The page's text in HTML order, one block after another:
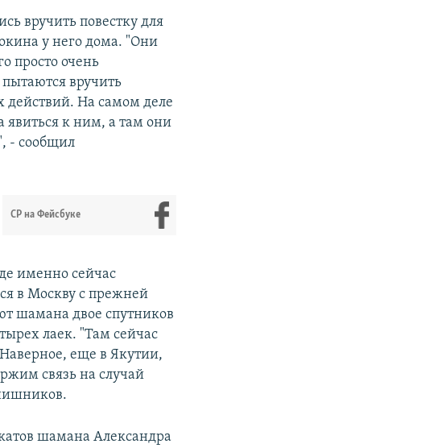
вручить повестку для
у него дома. "Они
просто очень
вручить
действий. На самом деле
явиться к ним, а там они
- сообщил
СР на Фейсбуке
именно сейчас
в Москву с прежней
шамана двое спутников
лаек. "Там сейчас
еще в Якутии,
связь на случай
шамана Александра